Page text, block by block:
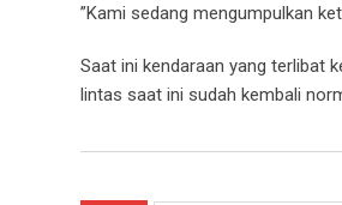
”Kami sedang mengumpulkan
Saat ini kendaraan yang terlibat
lintas saat ini sudah kembali